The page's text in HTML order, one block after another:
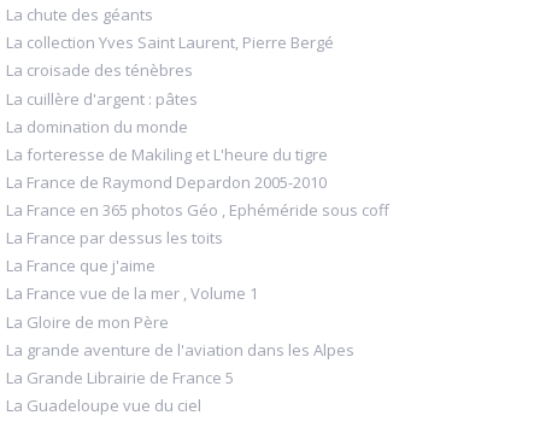
La chute des géants
La collection Yves Saint Laurent, Pierre Bergé
La croisade des ténèbres
La cuillère d'argent : pâtes
La domination du monde
La forteresse de Makiling et L'heure du tigre
La France de Raymond Depardon 2005-2010
La France en 365 photos Géo , Ephéméride sous coff
La France par dessus les toits
La France que j'aime
La France vue de la mer , Volume 1
La Gloire de mon Père
La grande aventure de l'aviation dans les Alpes
La Grande Librairie de France 5
La Guadeloupe vue du ciel